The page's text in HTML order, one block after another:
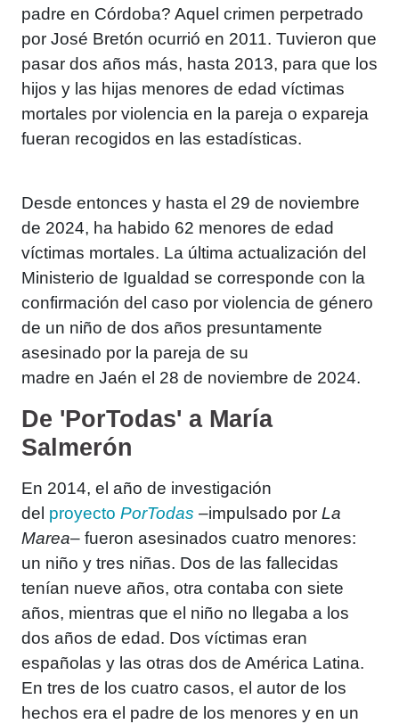
padre en Córdoba? Aquel crimen perpetrado
por José Bretón ocurrió en 2011. Tuvieron que
pasar dos años más, hasta 2013, para que los
hijos y las hijas menores de edad víctimas
mortales por violencia en la pareja o expareja
fueran recogidos en las estadísticas.
Desde entonces y hasta el 29 de noviembre
de 2024, ha habido 62 menores de edad
víctimas mortales. La última actualización del
Ministerio de Igualdad se corresponde con la
confirmación del caso por violencia de género
de un niño de dos años presuntamente
asesinado por la pareja de su
madre en Jaén el 28 de noviembre de 2024.
De 'PorTodas' a María
Salmerón
En 2014, el año de investigación
del proyecto PorTodas –impulsado por La
Marea– fueron asesinados cuatro menores:
un niño y tres niñas. Dos de las fallecidas
tenían nueve años, otra contaba con siete
años, mientras que el niño no llegaba a los
dos años de edad. Dos víctimas eran
españolas y las otras dos de América Latina.
En tres de los cuatro casos, el autor de los
hechos era el padre de los menores y en un